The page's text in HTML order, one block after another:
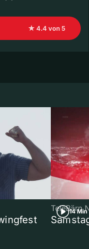
★ 4.4 von 5
14 Min
TeleBärn